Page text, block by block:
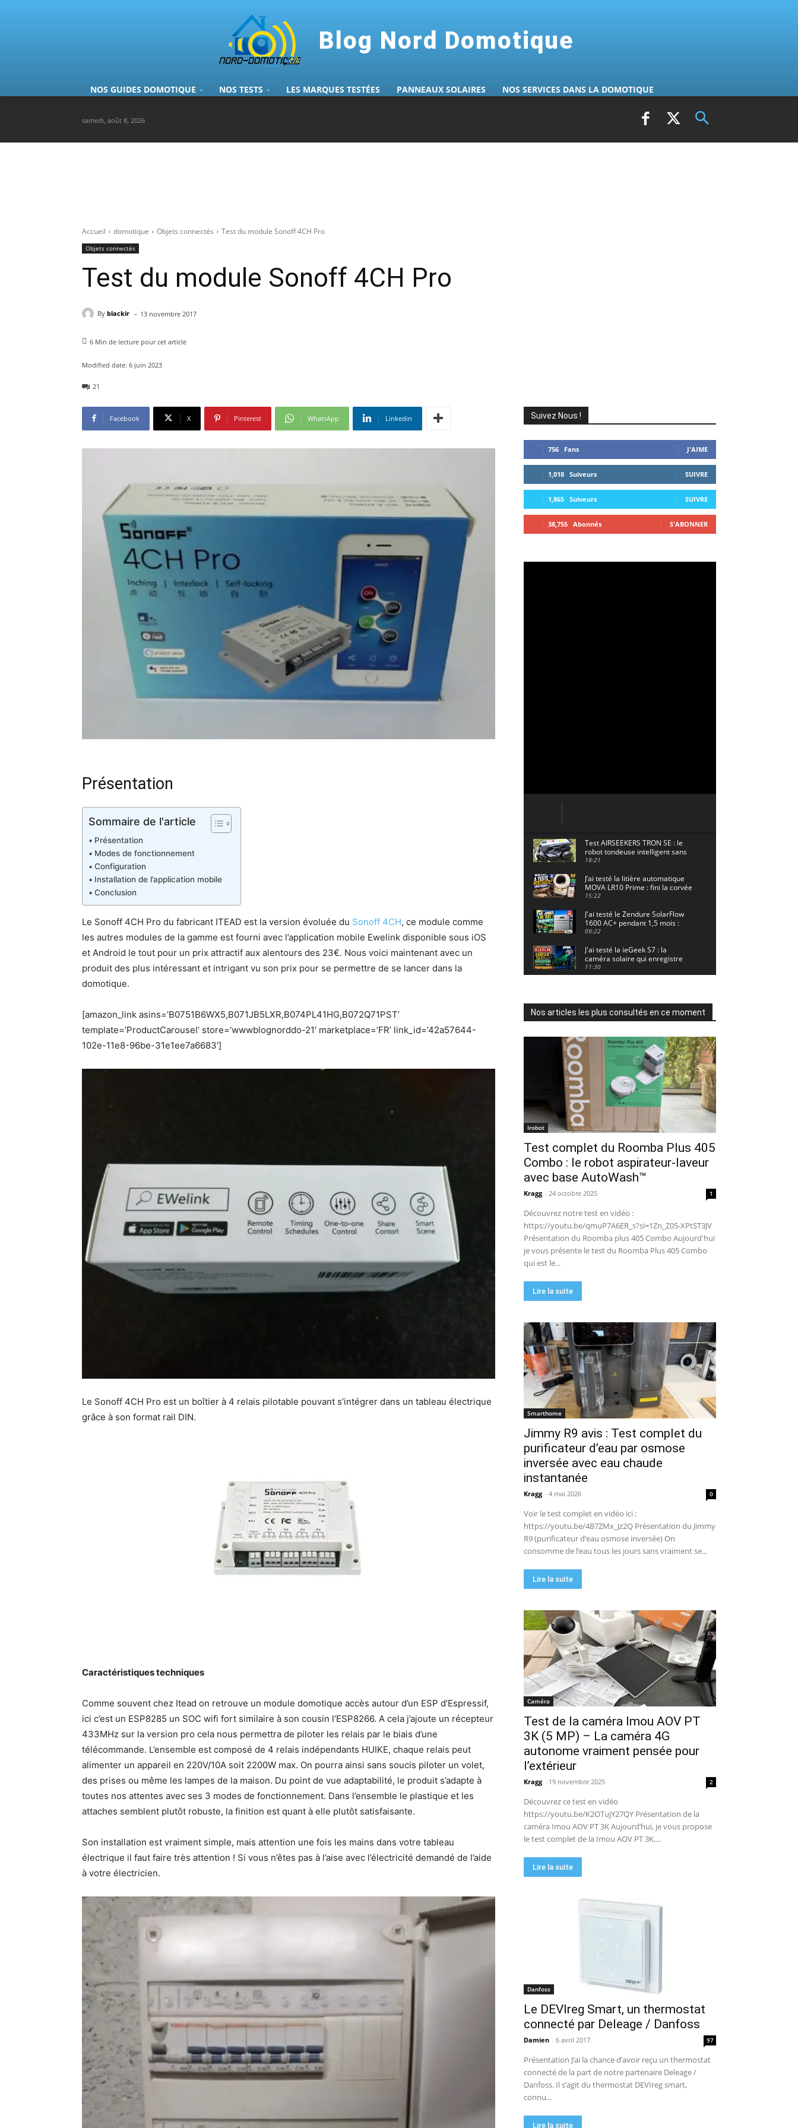
Blog Nord Domotique
NOS GUIDES DOMOTIQUE NOS TESTS LES MARQUES TESTÉES PANNEAUX SOLAIRES NOS SERVICES DANS LA DOMOTIQUE
samedi, août 8, 2026
Accueil domotique Objets connectés Test du module Sonoff 4CH Pro
Objets connectés
Test du module Sonoff 4CH Pro
By blackir - 13 novembre 2017
6 Min de lecture pour cet article
Modified date: 6 juin 2023
21
Facebook X Pinterest WhatsApp Linkedin
Présentation
Sommaire de l'article
Présentation
Modes de fonctionnement
Configuration
Installation de l’application mobile
Conclusion
Le Sonoff 4CH Pro du fabricant ITEAD est la version évoluée du Sonoff 4CH, ce module comme
les autres modules de la gamme est fourni avec l’application mobile Ewelink disponible sous iOS
et Android le tout pour un prix attractif aux alentours des 23€. Nous voici maintenant avec un
produit des plus intéressant et intrigant vu son prix pour se permettre de se lancer dans la
domotique.
[amazon_link asins=’B0751B6WX5,B071JB5LXR,B074PL41HG,B072Q71PST’
template=’ProductCarousel’ store=’wwwblognorddo-21′ marketplace=’FR’ link_id=’42a57644-
102e-11e8-96be-31e1ee7a6683′]
Le Sonoff 4CH Pro est un boîtier à 4 relais pilotable pouvant s’intégrer dans un tableau électrique
grâce à son format rail DIN.
Caractéristiques techniques
Comme souvent chez Itead on retrouve un module domotique accès autour d’un ESP d’Espressif,
ici c’est un ESP8285 un SOC wifi fort similaire à son cousin l’ESP8266. A cela j’ajoute un récepteur
433MHz sur la version pro cela nous permettra de piloter les relais par le biais d’une
télécommande. L’ensemble est composé de 4 relais indépendants HUIKE, chaque relais peut
alimenter un appareil en 220V/10A soit 2200W max. On pourra ainsi sans soucis piloter un volet,
des prises ou même les lampes de la maison. Du point de vue adaptabilité, le produit s’adapte à
toutes nos attentes avec ses 3 modes de fonctionnement. Dans l’ensemble le plastique et les
attaches semblent plutôt robuste, la finition est quant à elle plutôt satisfaisante.
Son installation est vraiment simple, mais attention une fois les mains dans votre tableau
électrique il faut faire très attention ! Si vous n’êtes pas à l’aise avec l’électricité demandé de l’aide
à votre électricien.
Suivez Nous !
756 Fans J'AIME
1,018 Suiveurs SUIVRE
1,865 Suiveurs SUIVRE
38,755 Abonnés S'ABONNER
Test AIRSEEKERS TRON SE : le
robot tondeuse intelligent sans
câble pour 1500 m² !
18:21
J’ai testé la litière automatique
MOVA LR10 Prime : fini la corvée
? 🐱
15:22
J'ai testé le Zendure SolarFlow
1600 AC+ pendant 1,5 mois :
voici les résultats ! ☀️🔋
09:22
J'ai testé la ieGeek S7 : la
caméra solaire qui enregistre
24/7 grâce à l'AOV ! ☀️📹
11:30
18/07/2026
02:33
Guirlande Guinguette Solaire
puissance en extérieur ? Test
complet
04:38
Aiper Scuba V3 : le meilleur
robot de piscine sans fil ? Mon
test complet !
UGREEN NASync DXP4800 Pro :
le NAS qui va faire trembler
Synology et QNAP ?! (Test
🏆 Sunseeker S4 : le robot
cartographie votre jardin tout
seul.
09:48
DJI Power 1000 Mini : j'ai testé
cette station d'énergie
compacte… elle m'a bluffé !
11:56
Nos articles les plus consultés en ce moment
Irobot
Test complet du Roomba Plus 405
Combo : le robot aspirateur-laveur
avec base AutoWash™
Kragg - 24 octobre 2025 1
Découvrez notre test en vidéo :
https://youtu.be/qmuP7A6ER_s?si=1Zn_Z05-XPtST3JV
Présentation du Roomba plus 405 Combo Aujourd'hui
je vous présente le test du Roomba Plus 405 Combo
qui est le...
Lire la suite
Smarthome
Jimmy R9 avis : Test complet du
purificateur d’eau par osmose
inversée avec eau chaude
instantanée
Kragg - 4 mai 2026 0
Voir le test complet en vidéo ici :
https://youtu.be/4B7ZMx_Jz2Q Présentation du Jimmy
R9 (purificateur d’eau osmose inversée) On
consomme de l’eau tous les jours sans vraiment se...
Lire la suite
Caméra
Test de la caméra Imou AOV PT
3K (5 MP) – La caméra 4G
autonome vraiment pensée pour
l’extérieur
Kragg - 19 novembre 2025 2
Découvrez ce test en vidéo
https://youtu.be/K2OTujY27QY Présentation de la
caméra Imou AOV PT 3K Aujourd’hui, je vous propose
le test complet de la Imou AOV PT 3K,...
Lire la suite
Danfoss
Le DEVIreg Smart, un thermostat
connecté par Deleage / Danfoss
Damien - 6 avril 2017 97
Présentation J’ai la chance d’avoir reçu un thermostat
connecté de la part de notre partenaire Deleage /
Danfoss. Il s’agit du thermostat DEVIreg smart,
connu...
Lire la suite